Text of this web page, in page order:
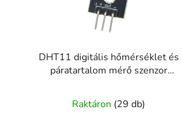
DHT11 digitális hőmérséklet és
páratartalom mérő szenzor
Raktáron (29 db)